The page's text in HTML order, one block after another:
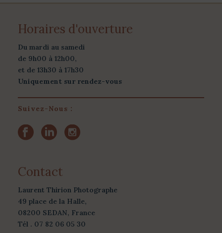
Horaires d'ouverture
Du mardi au samedi
de 9h00 à 12h00,
et de 13h30 à 17h30
Uniquement sur rendez-vous
Suivez-Nous :
Contact
Laurent Thirion Photographe
49 place de la Halle,
08200 SEDAN, France
Tél . 07 82 06 05 30